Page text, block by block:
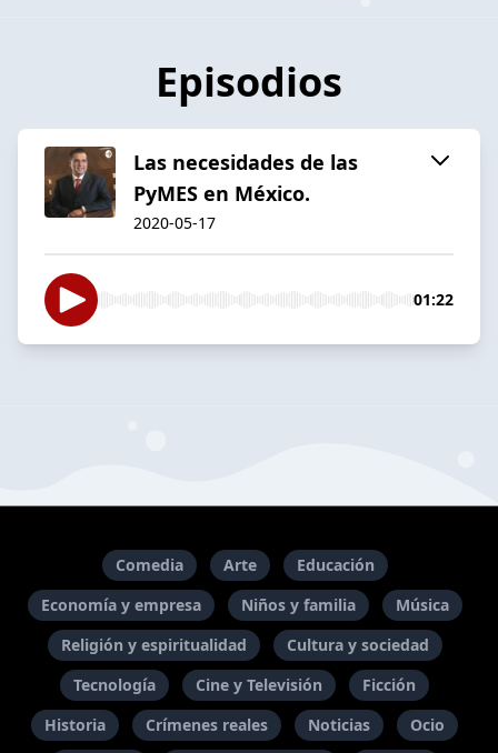
Episodios
Las necesidades de las
PyMES en México.
2020-05-17
01:22
Comedia Arte
Educación
Economía y empresa
Niños y familia
Música
Religión y espiritualidad
Cultura y sociedad
Tecnología
Cine y Televisión
Ficción
Historia
Crímenes reales Noticias Ocio